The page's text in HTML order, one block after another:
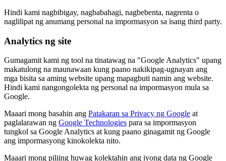
Hindi kami nagbibigay, nagbabahagi, nagbebenta, nagrenta o
naglilipat ng anumang personal na impormasyon sa isang third party.
Analytics ng site
Gumagamit kami ng tool na tinatawag na "Google Analytics" upang
makatulong na maunawaan kung paano nakikipag-ugnayan ang
mga bisita sa aming website upang mapagbuti namin ang website.
Hindi kami nangongolekta ng personal na impormasyon mula sa
Google.
Maaari mong basahin ang Patakaran sa Privacy ng Google at
paglalarawan ng Google Technologies para sa impormasyon
tungkol sa Google Analytics at kung paano ginagamit ng Google
ang impormasyong kinokolekta nito.
Maaari mong piliing huwag kolektahin ang iyong data ng Google